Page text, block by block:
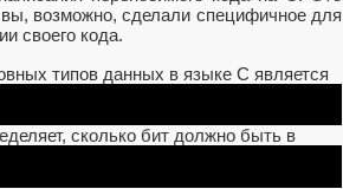
возможно, сделали специфичное для
своего кода.
типов данных в языке C является
сколько бит должно быть в